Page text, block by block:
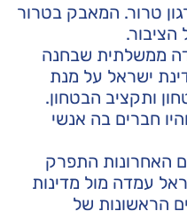
טרור. המאבק בטרור
ממשלתית שבחנה
ישראל על מנת
ותקציב הבטחון.
חברים בה אנשי
האחרונות התפרק
עמדה מול מדינות
הראשונות של